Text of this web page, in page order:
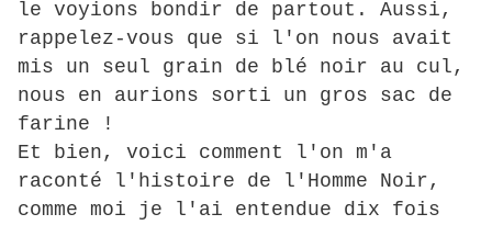
le voyions bondir de partout. Aussi,
rappelez-vous que si l'on nous avait
mis un seul grain de blé noir au cul,
nous en aurions sorti un gros sac de
farine !
Et bien, voici comment l'on m'a
raconté l'histoire de l'Homme Noir,
comme moi je l'ai entendue dix fois